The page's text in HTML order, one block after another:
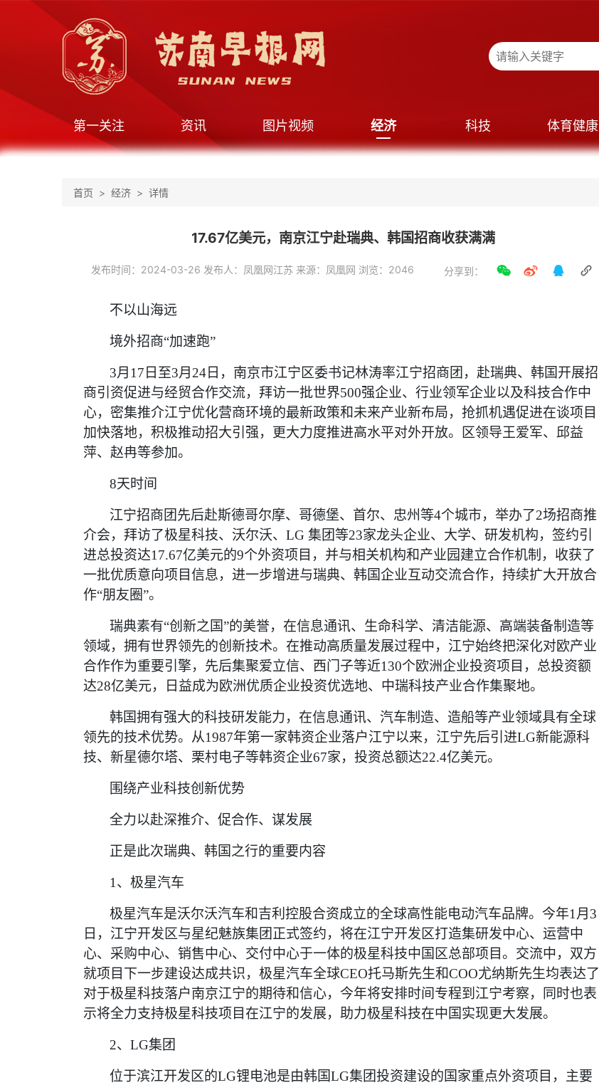
第一关注 资讯 图片视频 经济 科技 体育健康
首页 经济 详情
17.67亿美元，南京江宁赴瑞典、韩国招商收获满满
发布时间：2024-03-26 发布人：凤凰网江苏 来源：凤凰网 浏览：2046 分享到：
不以山海远
境外招商“加速跑”
3月17日至3月24日，南京市江宁区委书记林涛率江宁招商团，赴瑞典、韩国开展招
商引资促进与经贸合作交流，拜访一批世界500强企业、行业领军企业以及科技合作中
心，密集推介江宁优化营商环境的最新政策和未来产业新布局，抢抓机遇促进在谈项目
加快落地，积极推动招大引强，更大力度推进高水平对外开放。区领导王爱军、邱益
萍、赵冉等参加。
8天时间
江宁招商团先后赴斯德哥尔摩、哥德堡、首尔、忠州等4个城市，举办了2场招商推
介会，拜访了极星科技、沃尔沃、LG 集团等23家龙头企业、大学、研发机构，签约引
进总投资达17.67亿美元的9个外资项目，并与相关机构和产业园建立合作机制，收获了
一批优质意向项目信息，进一步增进与瑞典、韩国企业互动交流合作，持续扩大开放合
作“朋友圈”。
瑞典素有“创新之国”的美誉，在信息通讯、生命科学、清洁能源、高端装备制造等
领域，拥有世界领先的创新技术。在推动高质量发展过程中，江宁始终把深化对欧产业
合作作为重要引擎，先后集聚爱立信、西门子等近130个欧洲企业投资项目，总投资额
达28亿美元，日益成为欧洲优质企业投资优选地、中瑞科技产业合作集聚地。
韩国拥有强大的科技研发能力，在信息通讯、汽车制造、造船等产业领域具有全球
领先的技术优势。从1987年第一家韩资企业落户江宁以来，江宁先后引进LG新能源科
技、新星德尔塔、栗村电子等韩资企业67家，投资总额达22.4亿美元。
围绕产业科技创新优势
全力以赴深推介、促合作、谋发展
正是此次瑞典、韩国之行的重要内容
1、极星汽车
极星汽车是沃尔沃汽车和吉利控股合资成立的全球高性能电动汽车品牌。今年1月3
日，江宁开发区与星纪魅族集团正式签约，将在江宁开发区打造集研发中心、运营中
心、采购中心、销售中心、交付中心于一体的极星科技中国区总部项目。交流中，双方
就项目下一步建设达成共识，极星汽车全球CEO托马斯先生和COO尤纳斯先生均表达了
对于极星科技落户南京江宁的期待和信心，今年将安排时间专程到江宁考察，同时也表
示将全力支持极星科技项目在江宁的发展，助力极星科技在中国实现更大发展。
2、LG集团
位于滨江开发区的LG锂电池是由韩国LG集团投资建设的国家重点外资项目，主要